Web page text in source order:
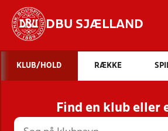
DBU SJÆLLAND
STILLINGER, RESULTATER,
HOLD
KLUB/HOLD RÆKKE
Find en klub eller